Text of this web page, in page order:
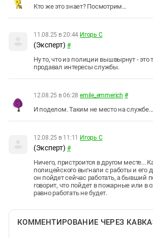
Кто же это знает? Посмотрим...
11.08.25 в 20:44 Игорь С
(Эксперт) #
Ну то, что из полиции вышвырнут - это
продавал интересы службы.
12.08.25 в 06:28 emile_emmerich #
И поделом. Таким не место на службе...
12.08.25 в 11:11 Игорь С
(Эксперт) #
Ничего, пристроится в другом месте...
полицейского выгнали с работы и его
он пойдет сейчас работать, а бывший
говорит, что пойдет в пожарные или в
равно работать не будет.
КОММЕНТИРОВАНИЕ ЧЕРЕЗ